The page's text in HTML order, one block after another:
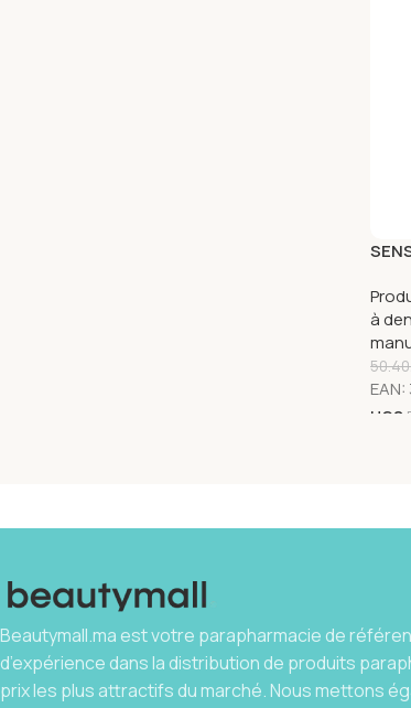
à
50.40
EAN:
UGS
Beautymall.ma est votre parapharmacie de
d’expérience dans la distribution de produits
prix les plus attractifs du marché. Nous mettons